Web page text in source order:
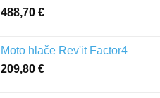
488,70 €
Moto hlače Rev'it Factor4
209,80 €